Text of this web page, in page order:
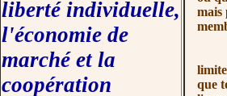
liberté individuelle,
l'économie de
marché et la
coopération
mais
que